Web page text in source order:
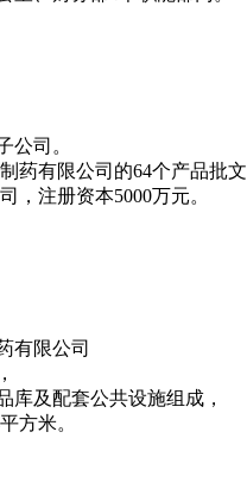
公司。
药有限公司的64个产品批文
，注册资本5000万元。
有限公司
库及配套公共设施组成，
方米。